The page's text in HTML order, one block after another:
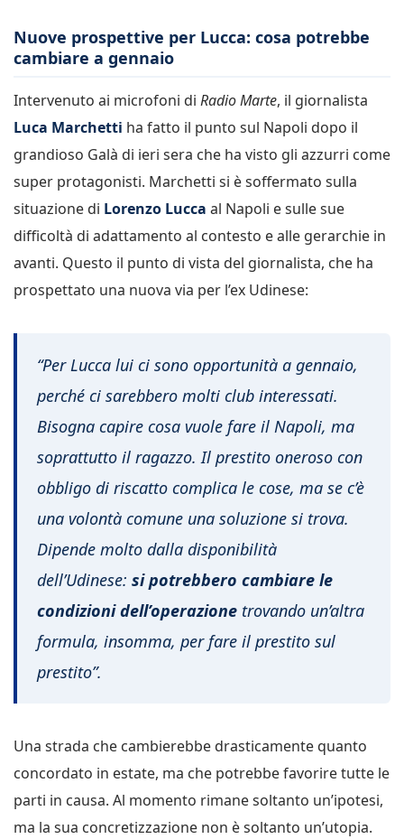
Nuove prospettive per Lucca: cosa potrebbe
cambiare a gennaio
Intervenuto ai microfoni di Radio Marte, il giornalista
Luca Marchetti ha fatto il punto sul Napoli dopo il
grandioso Galà di ieri sera che ha visto gli azzurri come
super protagonisti. Marchetti si è soffermato sulla
situazione di Lorenzo Lucca al Napoli e sulle sue
difficoltà di adattamento al contesto e alle gerarchie in
avanti. Questo il punto di vista del giornalista, che ha
prospettato una nuova via per l’ex Udinese:
“Per Lucca lui ci sono opportunità a gennaio,
perché ci sarebbero molti club interessati.
Bisogna capire cosa vuole fare il Napoli, ma
soprattutto il ragazzo. Il prestito oneroso con
obbligo di riscatto complica le cose, ma se c’è
una volontà comune una soluzione si trova.
Dipende molto dalla disponibilità
dell’Udinese: si potrebbero cambiare le
condizioni dell’operazione trovando un’altra
formula, insomma, per fare il prestito sul
prestito”.
Una strada che cambierebbe drasticamente quanto
concordato in estate, ma che potrebbe favorire tutte le
parti in causa. Al momento rimane soltanto un’ipotesi,
ma la sua concretizzazione non è soltanto un’utopia.